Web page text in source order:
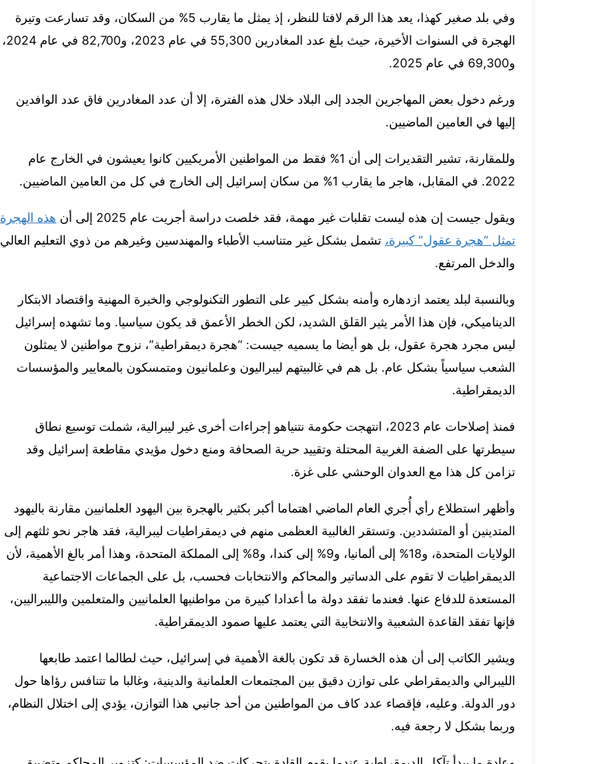
وفي بلد صغير كهذا، يعد هذا الرقم لافتا للنظر، إذ يمثل ما يقارب 5% من السكان، وقد تسارعت وتيرة
الهجرة في السنوات الأخيرة، حيث بلغ عدد المغادرين 55,300 في عام 2023، و82,700 في عام 2024،
و69,300 في عام 2025.
ورغم دخول بعض المهاجرين الجدد إلى البلاد خلال هذه الفترة، إلا أن عدد المغادرين فاق عدد الوافدين
إليها في العامين الماضيين.
وللمقارنة، تشير التقديرات إلى أن 1% فقط من المواطنين الأمريكيين كانوا يعيشون في الخارج عام
2022. في المقابل، هاجر ما يقارب 1% من سكان إسرائيل إلى الخارج في كل من العامين الماضيين.
ويقول جيست إن هذه ليست تقلبات غير مهمة، فقد خلصت دراسة أجريت عام 2025 إلى أن
هذه الهجرة
تمثل “هجرة عقول” كبيرة، تشمل بشكل غير متناسب الأطباء والمهندسين وغيرهم من ذوي التعليم العالي
والدخل المرتفع.
وبالنسبة لبلد يعتمد ازدهاره وأمنه بشكل كبير على التطور التكنولوجي والخبرة المهنية واقتصاد الابتكار
الديناميكي، فإن هذا الأمر يثير القلق الشديد، لكن الخطر الأعمق قد يكون سياسيا. وما تشهده إسرائيل
ليس مجرد هجرة عقول، بل هو أيضا ما يسميه جيست: “هجرة ديمقراطية”، نزوح مواطنين لا يمثلون
الشعب سياسياً بشكل عام. بل هم في غالبيتهم ليبراليون وعلمانيون ومتمسكون بالمعايير والمؤسسات
الديمقراطية.
فمنذ إصلاحات عام 2023، انتهجت حكومة نتنياهو إجراءات أخرى غير ليبرالية، شملت توسيع نطاق
سيطرتها على الضفة الغربية المحتلة وتقييد حرية الصحافة ومنع دخول مؤيدي مقاطعة إسرائيل وقد
تزامن كل هذا مع العدوان الوحشي على غزة.
وأظهر استطلاع رأي أُجري العام الماضي اهتماما أكبر بكثير بالهجرة بين اليهود العلمانيين مقارنة باليهود
المتدينين أو المتشددين. وتستقر الغالبية العظمى منهم في ديمقراطيات ليبرالية، فقد هاجر نحو ثلثهم إلى
الولايات المتحدة، و18% إلى ألمانيا، و9% إلى كندا، و8% إلى المملكة المتحدة، وهذا أمر بالغ الأهمية، لأن
الديمقراطيات لا تقوم على الدساتير والمحاكم والانتخابات فحسب، بل على الجماعات الاجتماعية
المستعدة للدفاع عنها. فعندما تفقد دولة ما أعدادا كبيرة من مواطنيها العلمانيين والمتعلمين والليبراليين،
فإنها تفقد القاعدة الشعبية والانتخابية التي يعتمد عليها صمود الديمقراطية.
ويشير الكاتب إلى أن هذه الخسارة قد تكون بالغة الأهمية في إسرائيل، حيث لطالما اعتمد طابعها
الليبرالي والديمقراطي على توازن دقيق بين المجتمعات العلمانية والدينية، وغالبا ما تتنافس رؤاها حول
دور الدولة. وعليه، فإقصاء عدد كاف من المواطنين من أحد جانبي هذا التوازن، يؤدي إلى اختلال النظام،
وربما بشكل لا رجعة فيه.